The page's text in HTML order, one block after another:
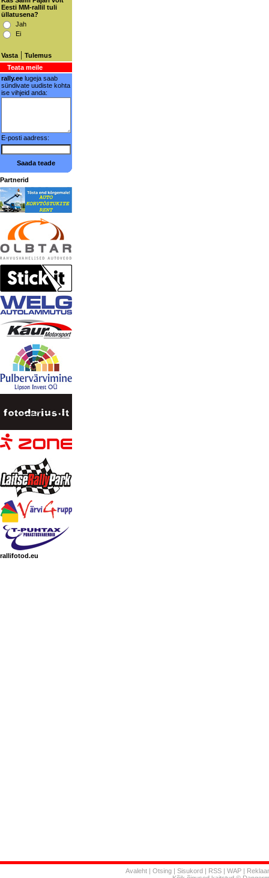
Eesti MM-rallil tuli
üllatusena?
Jah
Ei
Vasta | Tulemus
Teata meile
rally.ee lugeja saab
sündivate uudiste kohta
ise vihjeid anda:
E-posti aadress:
Saada teade
Partnerid
rallifotod.eu
Avaleht | Otsing| Sisukord | RSS | WAP|